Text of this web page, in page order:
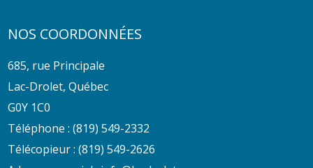
NOS COORDONNÉES
685, rue Principale
Lac-Drolet, Québec
G0Y 1C0
Téléphone :(819) 549-2332
Télécopieur : (819) 549-2626